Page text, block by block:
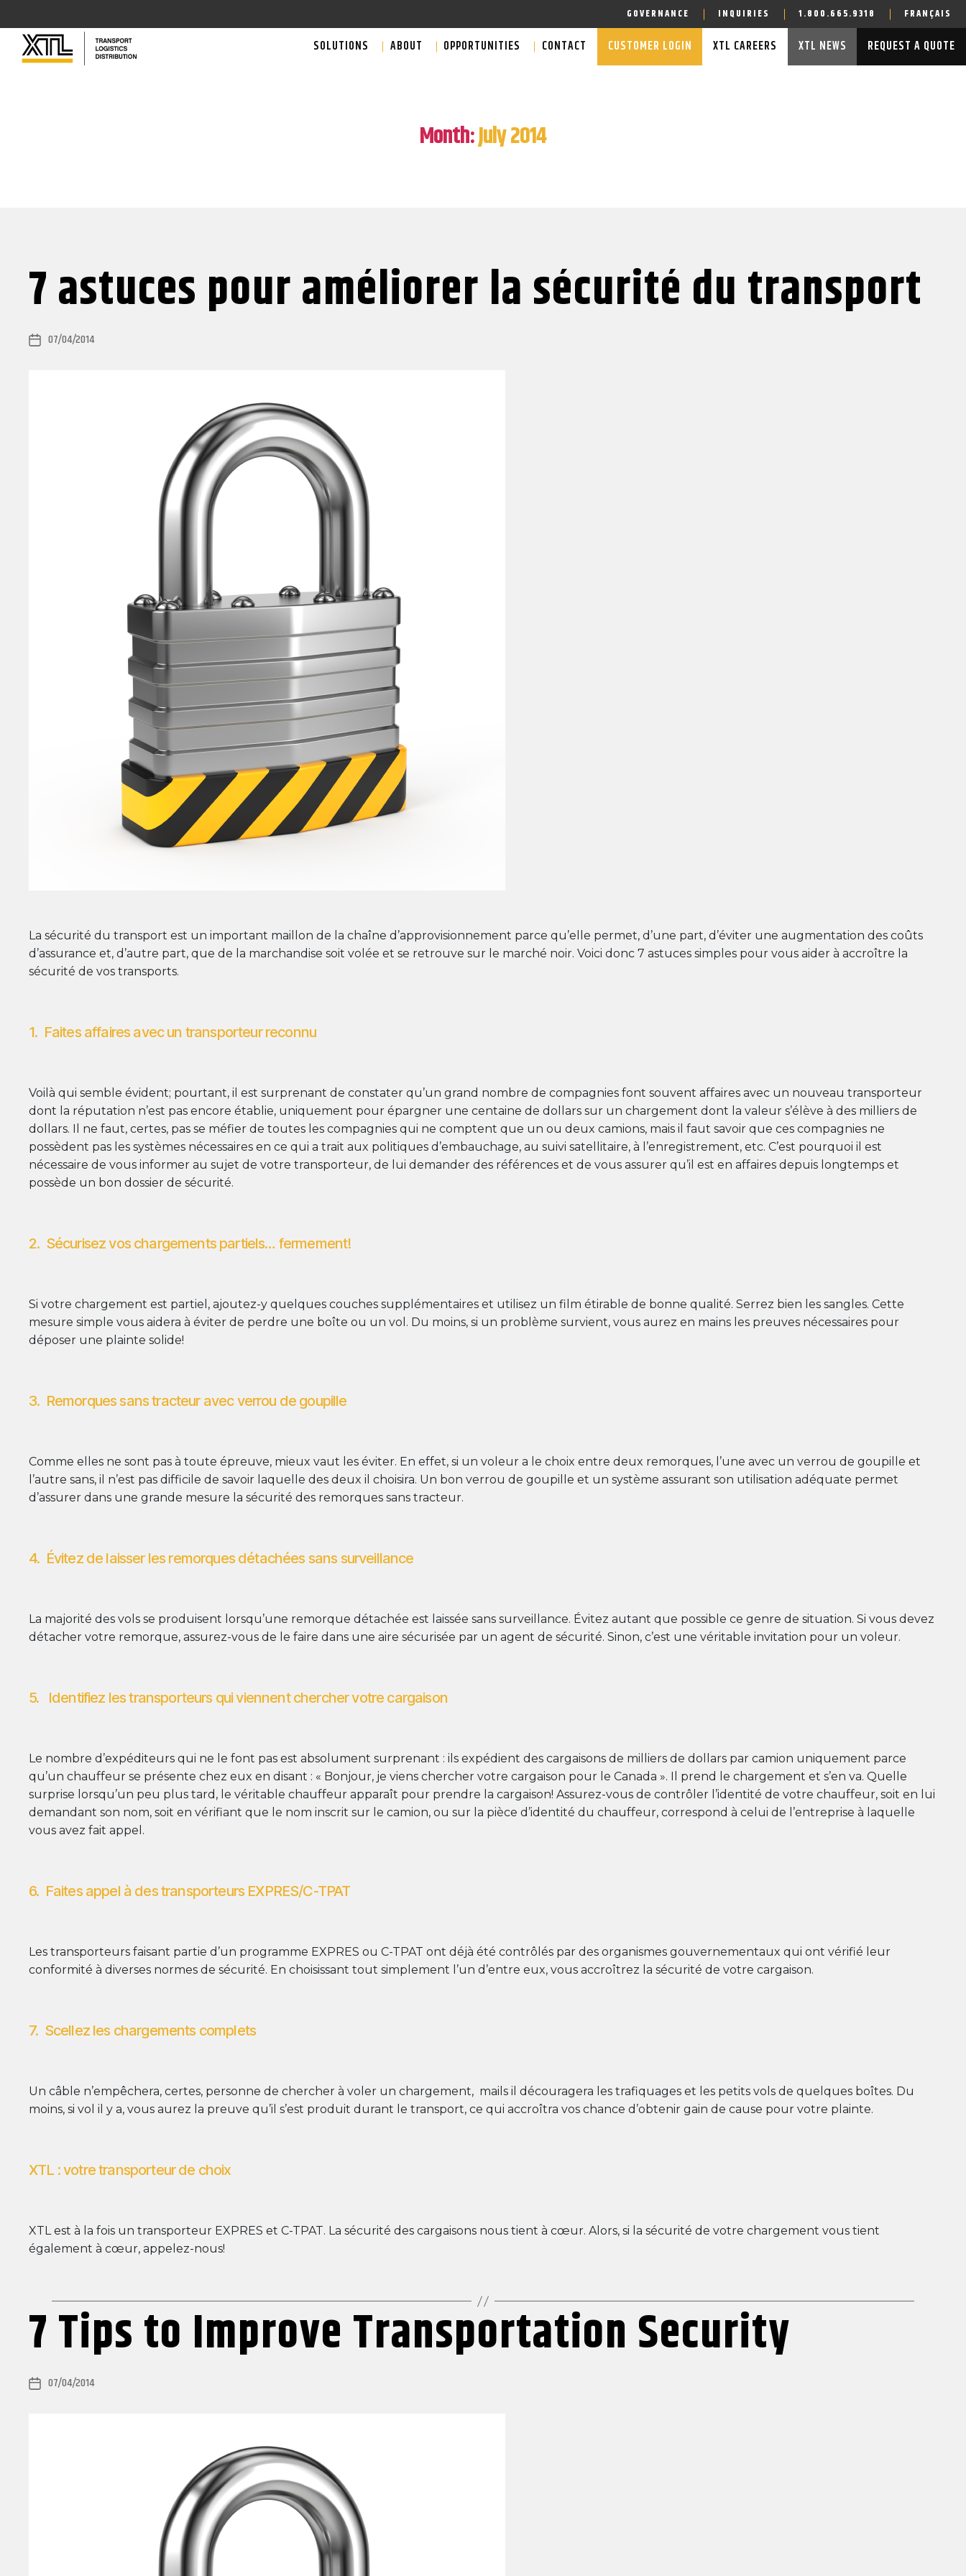
GOVERNANCE INQUIRIES 1.800.665.9318 FRANÇAIS
SOLUTIONS ABOUT OPPORTUNITIES CONTACT CUSTOMER LOGIN XTL CAREERS XTL NEWS REQUEST A QUOTE
Month:July 2014
7 astuces pour améliorer la sécurité du transport
Post 07/04/2014
La sécurité du transport est un important maillon de la chaîne d’approvisionnement parce qu’elle permet, d’une part, d’éviter une augmentation des coûts
d’assurance et, d’autre part, que de la marchandise soit volée et se retrouve sur le marché noir. Voici donc 7 astuces simples pour vous aider à accroître la
sécurité de vos transports.
1. Faites affaires avec un transporteur reconnu
Voilà qui semble évident; pourtant, il est surprenant de constater qu’un grand nombre de compagnies font souvent affaires avec un nouveau transporteur
dont la réputation n’est pas encore établie, uniquement pour épargner une centaine de dollars sur un chargement dont la valeur s’élève à des milliers de
dollars. Il ne faut, certes, pas se méfier de toutes les compagnies qui ne comptent que un ou deux camions, mais il faut savoir que ces compagnies ne
possèdent pas les systèmes nécessaires en ce qui a trait aux politiques d’embauchage, au suivi satellitaire, à l’enregistrement, etc. C’est pourquoi il est
nécessaire de vous informer au sujet de votre transporteur, de lui demander des références et de vous assurer qu’il est en affaires depuis longtemps et
possède un bon dossier de sécurité.
2. Sécurisez vos chargements partiels… fermement!
Si votre chargement est partiel, ajoutez-y quelques couches supplémentaires et utilisez un film étirable de bonne qualité. Serrez bien les sangles. Cette
mesure simple vous aidera à éviter de perdre une boîte ou un vol. Du moins, si un problème survient, vous aurez en mains les preuves nécessaires pour
déposer une plainte solide!
3. Remorques sans tracteur avec verrou de goupille
Comme elles ne sont pas à toute épreuve, mieux vaut les éviter. En effet, si un voleur a le choix entre deux remorques, l’une avec un verrou de goupille et
l’autre sans, il n’est pas difficile de savoir laquelle des deux il choisira. Un bon verrou de goupille et un système assurant son utilisation adéquate permet
d’assurer dans une grande mesure la sécurité des remorques sans tracteur.
4. Évitez de laisser les remorques détachées sans surveillance
La majorité des vols se produisent lorsqu’une remorque détachée est laissée sans surveillance. Évitez autant que possible ce genre de situation. Si vous devez
détacher votre remorque, assurez-vous de le faire dans une aire sécurisée par un agent de sécurité. Sinon, c’est une véritable invitation pour un voleur.
5. Identifiez les transporteurs qui viennent chercher votre cargaison
Le nombre d’expéditeurs qui ne le font pas est absolument surprenant : ils expédient des cargaisons de milliers de dollars par camion uniquement parce
qu’un chauffeur se présente chez eux en disant : « Bonjour, je viens chercher votre cargaison pour le Canada ». Il prend le chargement et s’en va. Quelle
surprise lorsqu’un peu plus tard, le véritable chauffeur apparaît pour prendre la cargaison! Assurez-vous de contrôler l’identité de votre chauffeur, soit en lui
demandant son nom, soit en vérifiant que le nom inscrit sur le camion, ou sur la pièce d’identité du chauffeur, correspond à celui de l’entreprise à laquelle
vous avez fait appel.
6. Faites appel à des transporteurs EXPRES/C-TPAT
Les transporteurs faisant partie d’un programme EXPRES ou C-TPAT ont déjà été contrôlés par des organismes gouvernementaux qui ont vérifié leur
conformité à diverses normes de sécurité. En choisissant tout simplement l’un d’entre eux, vous accroîtrez la sécurité de votre cargaison.
7. Scellez les chargements complets
Un câble n’empêchera, certes, personne de chercher à voler un chargement, mails il découragera les trafiquages et les petits vols de quelques boîtes. Du
moins, si vol il y a, vous aurez la preuve qu’il s’est produit durant le transport, ce qui accroîtra vos chance d’obtenir gain de cause pour votre plainte.
XTL : votre transporteur de choix
XTL est à la fois un transporteur EXPRES et C-TPAT. La sécurité des cargaisons nous tient à cœur. Alors, si la sécurité de votre chargement vous tient
également à cœur, appelez-nous!
7 Tips to Improve Transportation Security
Post 07/04/2014